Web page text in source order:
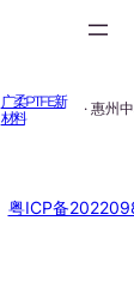
广柔PTFE新
材料
· 惠州
粤ICP备